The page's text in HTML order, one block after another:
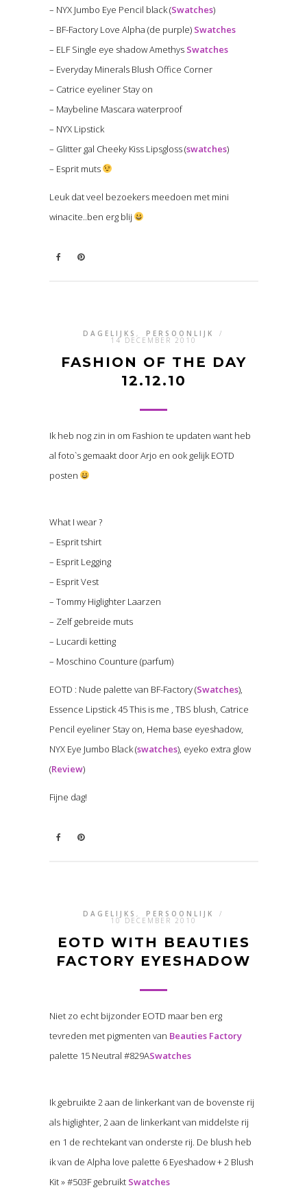
– NYX Jumbo Eye Pencil black (Swatches)
– BF-Factory Love Alpha (de purple) Swatches
– ELF Single eye shadow Amethys Swatches
– Everyday Minerals Blush Office Corner
– Catrice eyeliner Stay on
– Maybeline Mascara waterproof
– NYX Lipstick
– Glitter gal Cheeky Kiss Lipsgloss (swatches)
– Esprit muts
Leuk dat veel bezoekers meedoen met mini
winacite..ben erg blij
DAGELIJKS , PERSOONLIJK /
14 DECEMBER 2010
FASHION OF THE DAY
12.12.10
Ik heb nog zin in om Fashion te updaten want heb
al foto`s gemaakt door Arjo en ook gelijk EOTD
posten
What I wear ?
– Esprit tshirt
– Esprit Legging
– Esprit Vest
– Tommy Higlighter Laarzen
– Zelf gebreide muts
– Lucardi ketting
– Moschino Counture (parfum)
EOTD : Nude palette van BF-Factory (Swatches),
Essence Lipstick 45 This is me , TBS blush, Catrice
Pencil eyeliner Stay on, Hema base eyeshadow,
NYX Eye Jumbo Black (swatches), eyeko extra glow
(Review)
Fijne dag!
DAGELIJKS , PERSOONLIJK /
10 DECEMBER 2010
EOTD WITH BEAUTIES
FACTORY EYESHADOW
Niet zo echt bijzonder EOTD maar ben erg
tevreden met pigmenten van Beauties Factory
palette 15 Neutral #829ASwatches
Ik gebruikte 2 aan de linkerkant van de bovenste rij
als higlighter, 2 aan de linkerkant van middelste rij
en 1 de rechtekant van onderste rij. De blush heb
ik van de Alpha love palette 6 Eyeshadow + 2 Blush
Kit » #503F gebruikt Swatches